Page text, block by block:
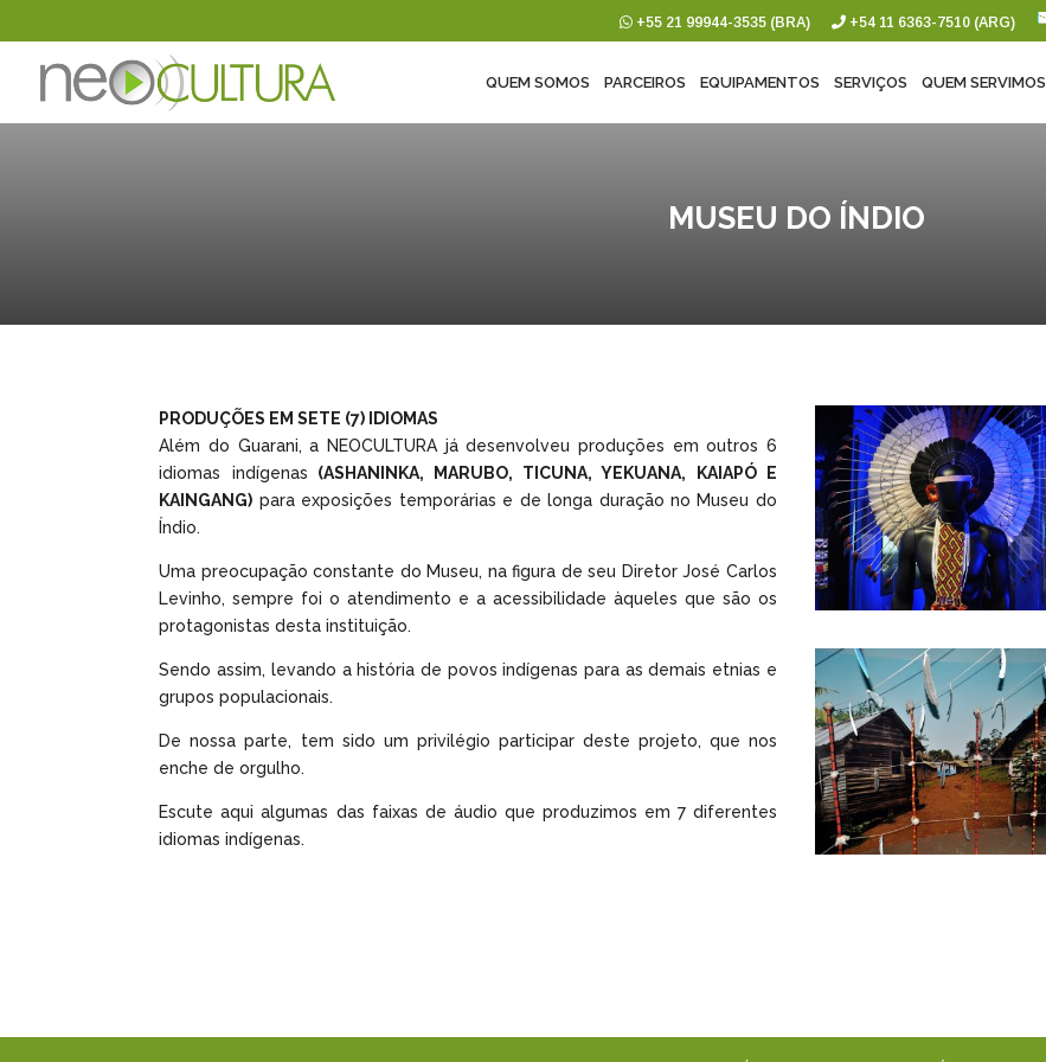
+55 21 99944-3535 (BRA) +54 11 6363-7510 (ARG)
QUEM SOMOS PARCEIROS EQUIPAMENTOS SERVIÇOS QUEM SERVIMOS
MUSEU DO ÍNDIO
PRODUÇÕES EM SETE (7) IDIOMAS
Além do Guarani, a NEOCULTURA já desenvolveu produções em outros 6
idiomas indígenas (ASHANINKA, MARUBO, TICUNA, YEKUANA, KAIAPÓ E
KAINGANG) para exposições temporárias e de longa duração no Museu do
Índio.
Uma preocupação constante do Museu, na figura de seu Diretor José Carlos
Levinho, sempre foi o atendimento e a acessibilidade àqueles que são os
protagonistas desta instituição.
Sendo assim, levando a história de povos indígenas para as demais etnias e
grupos populacionais.
De nossa parte, tem sido um privilégio participar deste projeto, que nos
enche de orgulho.
Escute aqui algumas das faixas de áudio que produzimos em 7 diferentes
idiomas indígenas.